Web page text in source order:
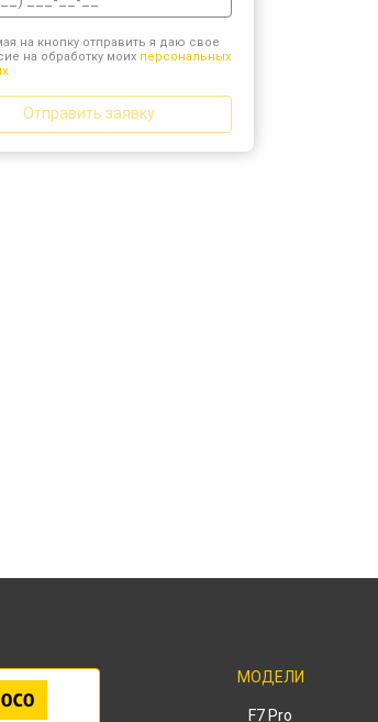
на кнопку отправить я даю свое
на обработку моих персональных
Отправить заявку
МОДЕЛИ
F7 Pro